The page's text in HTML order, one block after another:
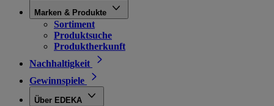
Marken & Produkte
Sortiment
Produktsuche
Produktherkunft
Nachhaltigkeit
Gewinnspiele
Über EDEKA